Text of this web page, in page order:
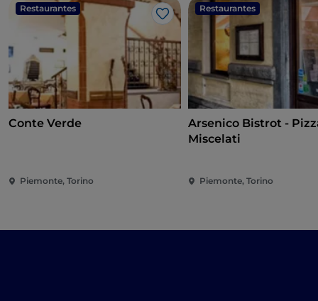
Restaurantes
Gosto
Conte Verde
Piemonte, Torino
Restaurantes
Arsenico Bistrot -
Miscelati
Piemonte, Torino